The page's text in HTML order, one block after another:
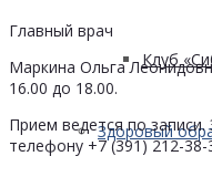
Клуб
Здоровый
Главный врач
Маркина Ольга
16.00 до 18.00.
Прием ведется по
телефону +7 (391) 212-38-